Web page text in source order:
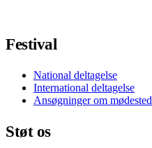
Festival
National deltagelse
International deltagelse
Ansøgninger om mødested
Støt os